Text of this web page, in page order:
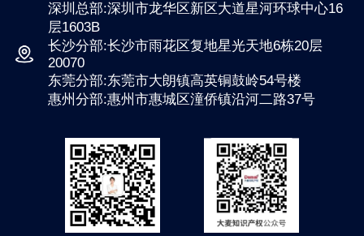
深圳总部:深圳市龙华区新区大道星河环球中心16
层1603B
长沙分部:长沙市雨花区复地星光天地6栋20层
20070
东莞分部:东莞市大朗镇高英铜鼓岭54号楼
惠州分部:惠州市惠城区潼侨镇沿河二路37号